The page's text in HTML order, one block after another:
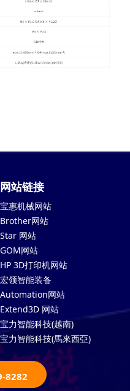
网站链接
宝惠机械网站
Brother网站
Star 网站
GOM网站
HP 3D打印机网站
宏领智能装备
Automation网站
Extend3D 网站
宝力智能科技(越南)
宝力智能科技(馬來西亞)
8282